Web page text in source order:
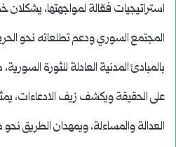
استراتيجيات فعّالة لمواجهتها،
المجتمع السوري ودعم تطلعاته نحو
بالمبادئ المدنية العادلة للثورة
على الحقيقة ويكشف زيف الادعاءات،
العدالة والمساءلة، ويمهدان الطريق